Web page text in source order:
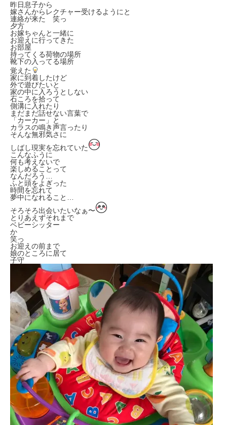
昨日息子から
嫁さんからレクチャー受けるようにと
連絡が来た 笑っ
夕方
お嫁ちゃんと一緒に
お迎えに行ってきた
お部屋
持ってくる荷物の場所
靴下の入ってる場所
覚えた
家に到着したけど
外で遊びたいと
家の中に入ろうとしない
石ころを拾って
側溝に入れたり
まだまだ話せない言葉で
「カーカー」と
カラスの鳴き声言ったり
そんな無邪気さに
しばし現実を忘れていた
こんなふうに
何も考えないで
楽しめることって
なんだろう…
ふと頭をよぎった
時間を忘れて
夢中になれること…
そろそろ出会いたいなぁ〜
とりあえずそれまで
ベビーシッター
か
笑っ
お迎えの前まで
娘のところに居て
子守